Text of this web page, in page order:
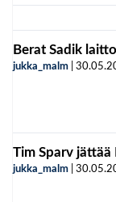
Berat Sadik
jukka_malm
Tim Sparv
jukka_malm